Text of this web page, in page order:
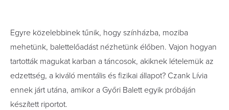
Egyre közelebbinek tűnik, hogy színházba, moziba
mehetünk, balettelőadást nézhetünk élőben. Vajon hogyan
tartották magukat karban a táncosok, akiknek lételemük az
edzettség, a kiváló mentális és fizikai állapot? Czank Lívia
ennek járt utána, amikor a Győri Balett egyik próbáján
készített riportot.